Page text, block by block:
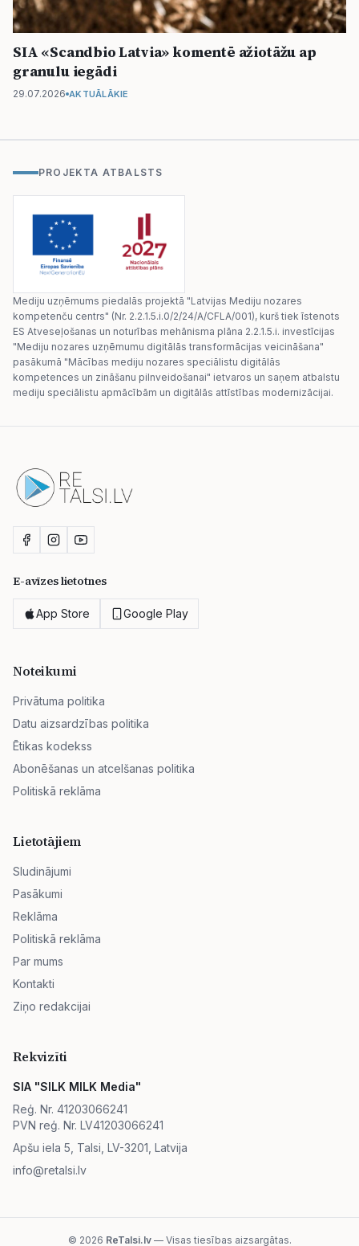
SIA «Scandbio Latvia» komentē ažiotāžu ap
granulu iegādi
29.07.2026 AKTUĀLĀKIE
PROJEKTA ATBALSTS
Mediju uzņēmums piedalās projektā "Latvijas Mediju nozares
kompetenču centrs" (Nr. 2.2.1.5.i.0/2/24/A/CFLA/001), kurš tiek īstenots
ES Atveseļošanas un noturības mehānisma plāna 2.2.1.5.i. investīcijas
"Mediju nozares uzņēmumu digitālās transformācijas veicināšana"
pasākumā "Mācības mediju nozares speciālistu digitālās
kompetences un zināšanu pilnveidošanai" ietvaros un saņem atbalstu
mediju speciālistu apmācībām un digitālās attīstības modernizācijai.
E-avīzes lietotnes
App Store Google Play
Noteikumi
Privātuma politika
Datu aizsardzības politika
Ētikas kodekss
Abonēšanas un atcelšanas politika
Politiskā reklāma
Lietotājiem
Sludinājumi
Pasākumi
Reklāma
Politiskā reklāma
Par mums
Kontakti
Ziņo redakcijai
Rekvizīti
SIA "SILK MILK Media"
Reģ. Nr. 41203066241
PVN reģ. Nr. LV41203066241
Apšu iela 5, Talsi, LV-3201, Latvija
info@retalsi.lv
© 2026 ReTalsi.lv— Visas tiesības aizsargātas.